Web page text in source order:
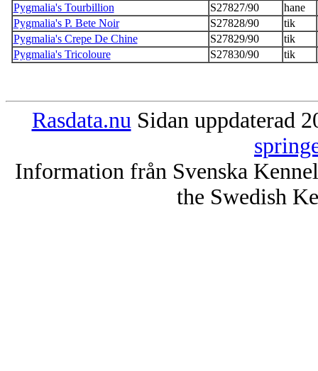
Pygmalia's Tourbillion
S27827/90 hane
Pygmalia's P. Bete Noir
S27828/90 tik
Pygmalia's Crepe De Chine
S27829/90 tik
Pygmalia's Tricoloure
S27830/90 tik
Rasdata.nu Sidan uppdaterad
Information från Svenska
the Swedish